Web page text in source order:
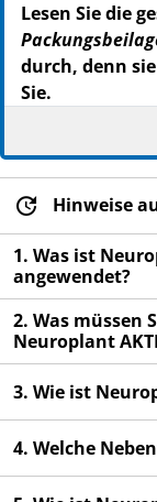
Lesen Sie die
durch, denn
Sie.
Dieses
Verschreibung
AKTIV jedoch
- Heben Sie die
Sie diese
- Fragen Sie
Informationen
- Wenn sich Ihr
keine
aufsuchen.
Hinweise
1. Was ist
angewendet?
2. Was müssen
Neuroplant
3. Wie ist
4. Welche